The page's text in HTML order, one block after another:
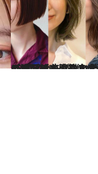
2025.7.12
【猛暑でも涼しい！】夏の“軽やか”ヘアスタイル15選《毛先が弾む鎖骨ミディ、美人度格上げのミニボブ、ツヤやか大人ショートほか》
ビューティ＆ヘルス